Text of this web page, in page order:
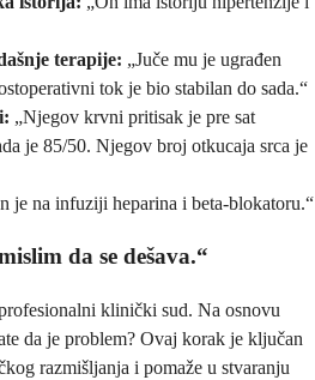
terapije: „Juče mu je ugrađen
tok je bio stabilan do sada.“
„Njegov krvni pritisak je pre sat
je 85/50. Njegov broj otkucaja srca je
je na infuziji heparina i beta-blokatoru.“
da se dešava.“
klinički sud. Na osnovu
da je problem? Ovaj korak je ključan
razmišljanja i pomaže u stvaranju